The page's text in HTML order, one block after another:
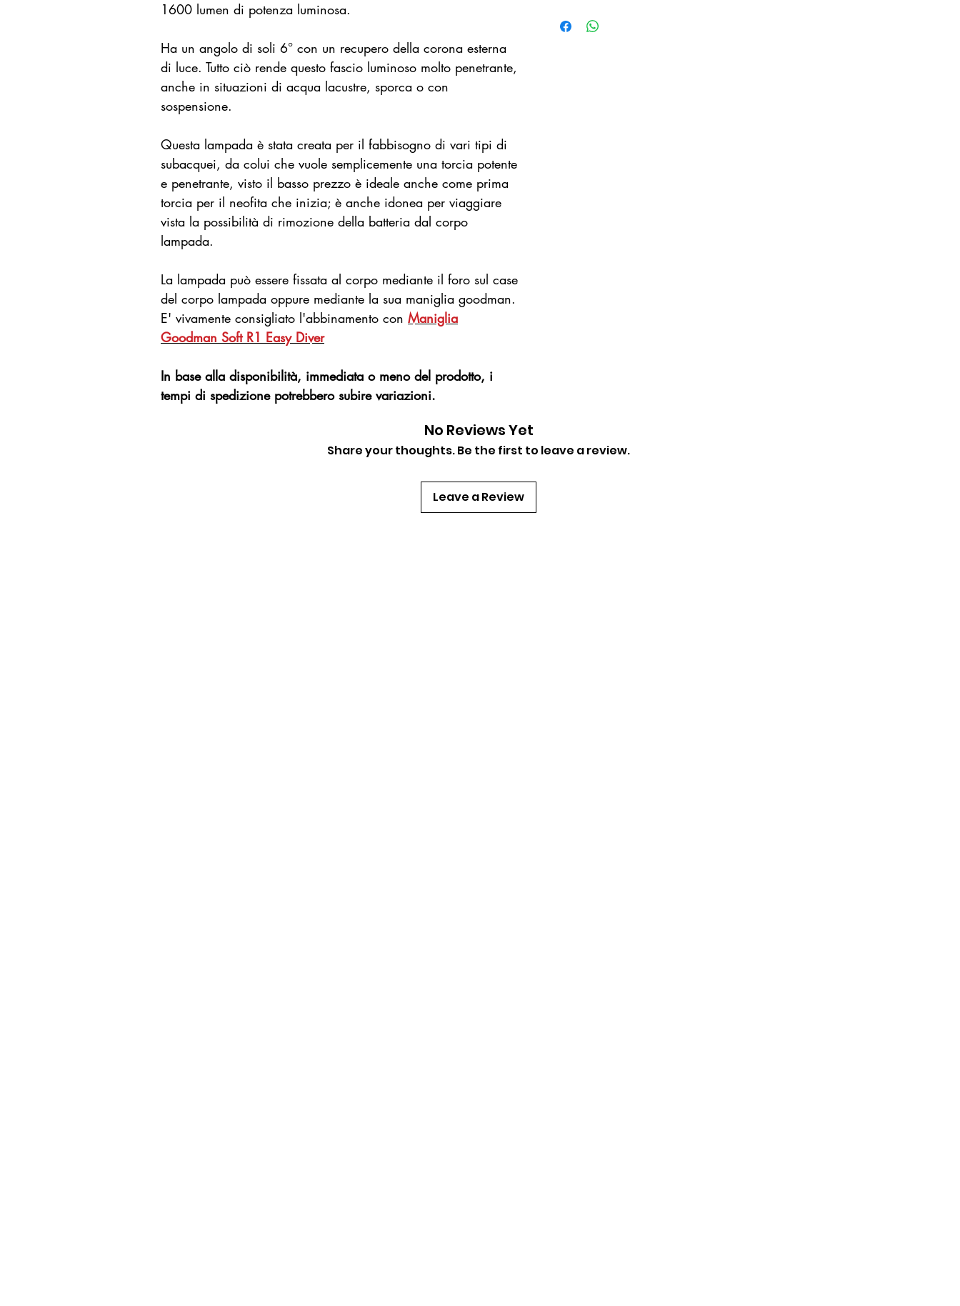
1600 lumen di potenza luminosa.
Ha un angolo di soli 6° con un recupero della corona esterna
di luce. Tutto ciò rende questo fascio luminoso molto penetrante,
anche in situazioni di acqua lacustre, sporca o con
sospensione.
Questa lampada è stata creata per il fabbisogno di vari tipi di
subacquei, da colui che vuole semplicemente una torcia potente
e penetrante, visto il basso prezzo è ideale anche come prima
torcia per il neofita che inizia; è anche idonea per viaggiare
vista la possibilità di rimozione della batteria dal corpo
lampada.
La lampada può essere fissata al corpo mediante il foro sul case
del corpo lampada oppure mediante la sua maniglia goodman.
E' vivamente consigliato l'abbinamento con Maniglia
Goodman Soft R1 Easy Diver
In base alla disponibilità, immediata o meno del prodotto, i
tempi di spedizione potrebbero subire variazioni.
Flusso luminoso: 1600 Lumen
No Reviews Yet
Share your thoughts. Be the first to leave a review.
Leave a Review